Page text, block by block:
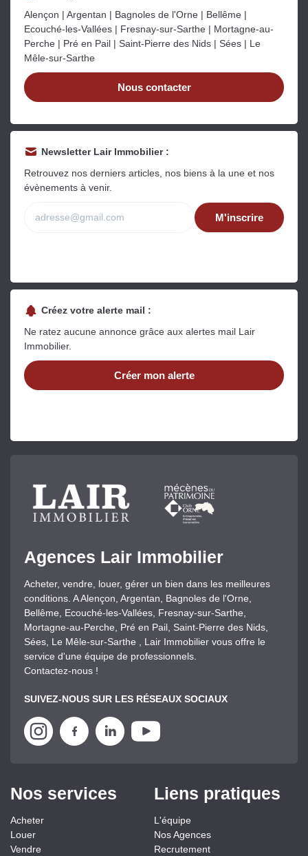
Alençon | Argentan | Bagnoles de l'Orne | Bellême |
Ecouché-les-Vallées | Fresnay-sur-Sarthe | Mortagne-au-
Perche | Pré en Pail | Saint-Pierre des Nids | Sées | Le
Mêle-sur-Sarthe
Nous contacter
Newsletter Lair Immobilier :
Retrouvez nos derniers articles, nos biens à la une et nos
évènements à venir.
M'inscrire
Créez votre alerte mail :
Ne ratez aucune annonce grâce aux alertes mail Lair
Immobilier.
Créer mon alerte
Agences Lair Immobilier
Acheter, vendre, louer, gérer un bien dans les meilleures
conditions. A Alençon, Argentan, Bagnoles de l'Orne,
Bellême, Ecouché-les-Vallées, Fresnay-sur-Sarthe,
Mortagne-au-Perche, Pré en Pail, Saint-Pierre des Nids,
Sées, Le Mêle-sur-Sarthe , Lair Immobilier vous offre le
service d'une équipe de professionnels.
Contactez-nous !
SUIVEZ-NOUS SUR LES RÉSEAUX SOCIAUX
Nos services
Acheter
Louer
Vendre
Liens pratiques
L'équipe
Nos Agences
Recrutement